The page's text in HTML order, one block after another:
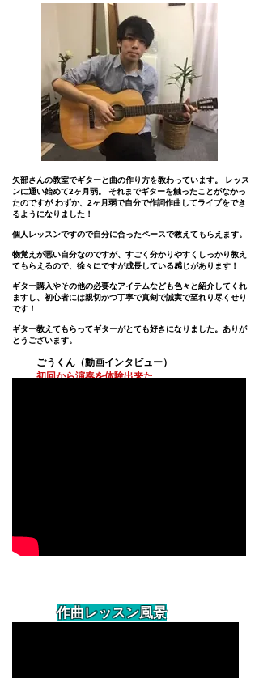
​ごうくん （動画インタビュー）
初回から演奏を体験出来た
矢部さんの教室でギターと曲の作り方を教わっています。 レッス
ンに通い始めて2ヶ月弱。 それまでギターを触ったことがなかっ
たのですが わずか、2ヶ月弱で自分で作詞作曲してライブをでき
るようになりました！
個人レッスンですので自分に合ったペースで教えてもらえます。
物覚えが悪い自分なのですが、すごく分かりやすくしっかり教え
てもらえるので、徐々にですが成長している感じがあります！
ギター購入やその他の必要なアイテムなども色々と紹介してくれ
ますし、初心者には親切かつ丁寧で真剣で誠実で至れり尽くせり
です！
ギター教えてもらってギターがとても好きになりました。ありが
とうございます。
​作曲レッスン風景